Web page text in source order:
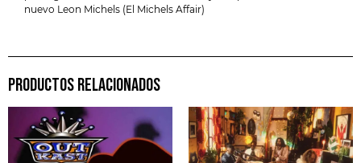
nuevo Leon Michels (El Michels Affair)
PRODUCTOS RELACIONADOS